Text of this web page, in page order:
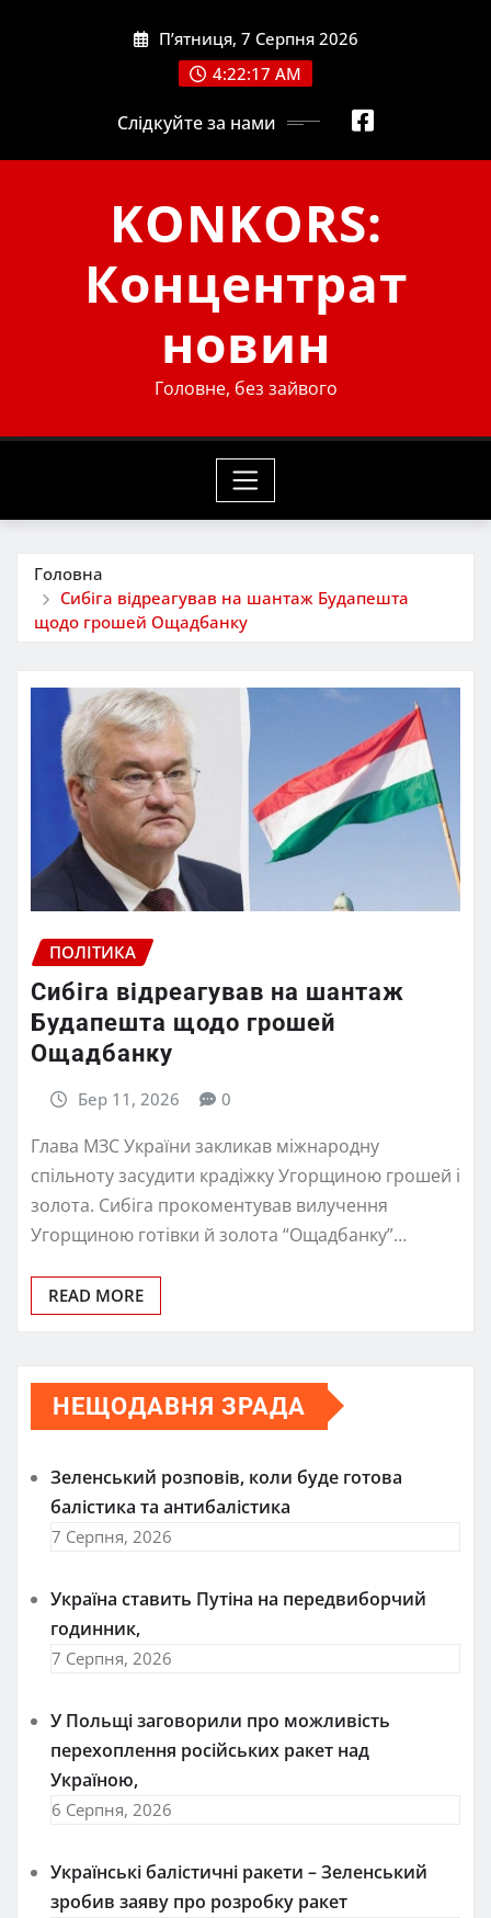
П’ятниця, 7 Серпня 2026
4:22:18 AM
Слідкуйте за нами
KONKORS:
Концентрат
новин
Головне, без зайвого
Головна
Сибіга відреагував на шантаж Будапешта
щодо грошей Ощадбанку
ПОЛІТИКА
Сибіга відреагував на шантаж
Будапешта щодо грошей
Ощадбанку
Бер 11, 2026 0
Глава МЗС України закликав міжнародну
спільноту засудити крадіжку Угорщиною грошей і
золота. Сибіга прокоментував вилучення
Угорщиною готівки й золота “Ощадбанку”…
READ MORE
НЕЩОДАВНЯ ЗРАДА
Зеленський розповів, коли буде готова
балістика та антибалістика
7 Серпня, 2026
Україна ставить Путіна на передвиборчий
годинник,
7 Серпня, 2026
У Польщі заговорили про можливість
перехоплення російських ракет над
Україною,
6 Серпня, 2026
Українські балістичні ракети – Зеленський
зробив заяву про розробку ракет